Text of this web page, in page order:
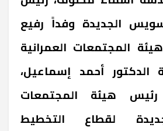
الجديدة وفداً رفيع
المجتمعات العمرانية
الدكتور أحمد إسماعيل،
هيئة المجتمعات
لقطاع التخطيط